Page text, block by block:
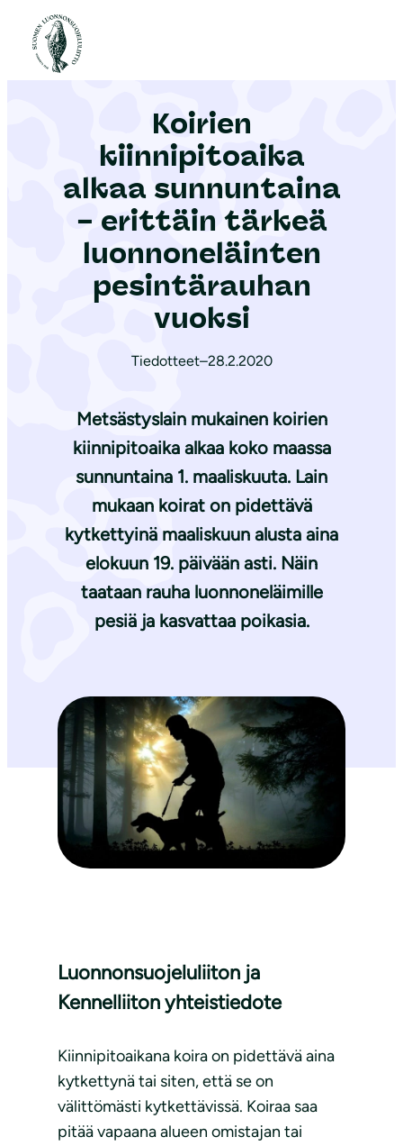
Etusivu
Koirien
kiinnipitoaika
alkaa sunnuntaina
– erittäin tärkeä
luonnoneläinten
pesintärauhan
vuoksi
Tiedotteet–28.2.2020
Metsästyslain mukainen koirien
kiinnipitoaika alkaa koko maassa
sunnuntaina 1. maaliskuuta. Lain
mukaan koirat on pidettävä
kytkettyinä maaliskuun alusta aina
elokuun 19. päivään asti. Näin
taataan rauha luonnoneläimille
pesiä ja kasvattaa poikasia.
Luonnonsuojeluliiton ja
Kennelliiton yhteistiedote
Kiinnipitoaikana koira on pidettävä aina
kytkettynä tai siten, että se on
välittömästi kytkettävissä. Koiraa saa
pitää vapaana alueen omistajan tai